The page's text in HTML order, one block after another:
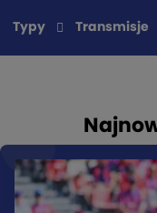
Typy Transmisje